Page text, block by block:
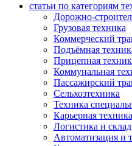
статьи по категориям
Дорожно-
Грузовая техника
Коммерческий
Подъёмная
Прицепная
Коммунальная
Пассажирский
Сельхозтехника
Техника
Карьерная техника
Логистика и склад
Автоматизация и